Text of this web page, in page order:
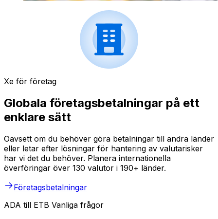
Xe för företag
Globala företagsbetalningar på ett
enklare sätt
Oavsett om du behöver göra betalningar till andra länder
eller letar efter lösningar för hantering av valutarisker
har vi det du behöver. Planera internationella
överföringar över 130 valutor i 190+ länder.
Företagsbetalningar
ADA till ETB Vanliga frågor